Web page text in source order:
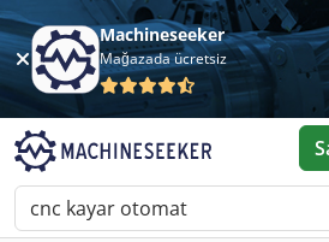
Machineseeker
Mağazada ücretsiz